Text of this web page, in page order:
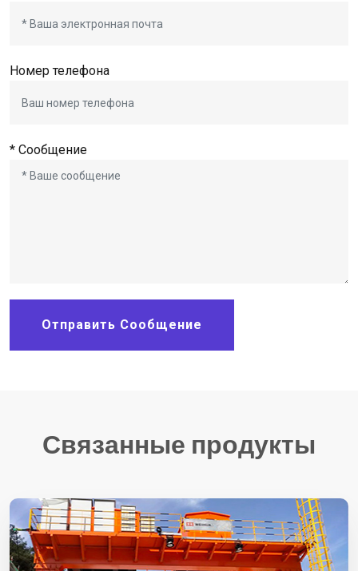
Номер телефона
* Сообщение
Отправить Сообщение
Связанные продукты